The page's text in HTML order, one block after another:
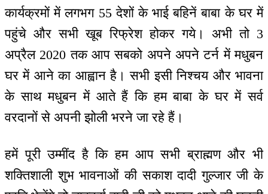
कार्यक्रमों में लगभग 55 देशों के भाई बहिनें बाबा के घर में
पहुंचे और सभी खूब रिफ्रेश होकर गये। अभी तो 3
अप्रैल 2020 तक आप सबको अपने अपने टर्न में मधुबन
घर में आने का आह्वान है। सभी इसी निश्चय और भावना
के साथ मधुबन में आते हैं कि हम बाबा के घर में सर्व
वरदानों से अपनी झोली भरने जा रहे हैं।
हमें पूरी उम्मींद है कि हम आप सभी ब्राह्मण और भी
शक्तिशाली शुभ भावनाओं की सकाश दादी गुल्जार जी के